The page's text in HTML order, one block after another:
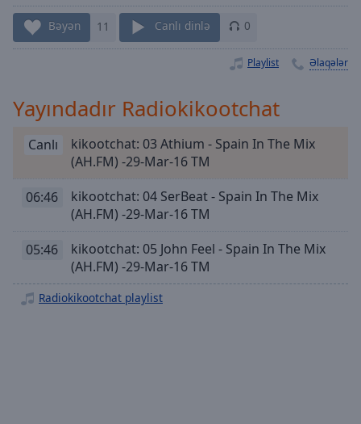
1x
Chapters
Chapters
descriptions
subtitles
Bəyən 11 Canlı dinlə 0
Playlist Əlaqələr
Yayındadır Radiokikootchat
Canlı
kikootchat: 03 Athium - Spain In The Mix
(AH.FM) -29-Mar-16 TM
06:46
kikootchat: 04 SerBeat - Spain In The Mix
(AH.FM) -29-Mar-16 TM
05:46
kikootchat: 05 John Feel - Spain In The Mix
(AH.FM) -29-Mar-16 TM
Radiokikootchat playlist